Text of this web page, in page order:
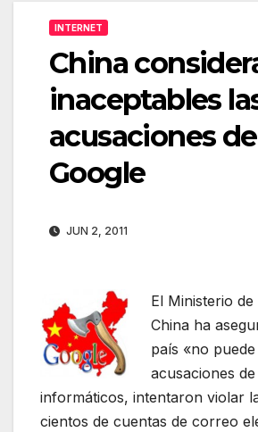
INTERNET
China
inaceptables
acusaciones de
Google
JUN 2, 2011
El Ministerio
China ha
país «no
acusaciones
informáticos, intentaron violar
cientos de cuentas de correo